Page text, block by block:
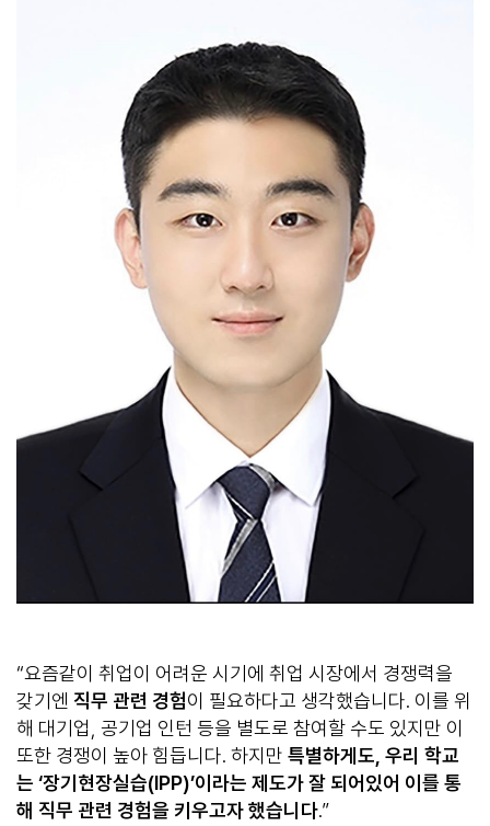
“요즘같이 취업이 어려운 시기에 취업 시장에서 경쟁력을
갖기엔 직무 관련 경험이 필요하다고 생각했습니다. 이를 위
해 대기업, 공기업 인턴 등을 별도로 참여할 수도 있지만 이
또한 경쟁이 높아 힘듭니다. 하지만 특별하게도, 우리 학교
는 ‘장기현장실습(IPP)’이라는 제도가 잘 되어있어 이를 통
해 직무 관련 경험을 키우고자 했습니다.”